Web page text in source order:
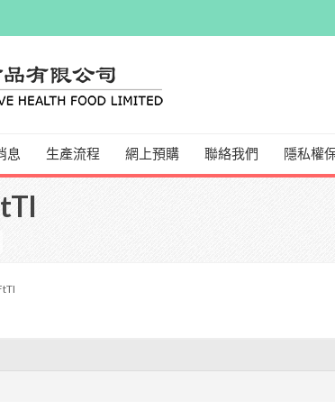
息 生產流程 網上預購 聯絡我們 隱私權